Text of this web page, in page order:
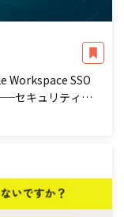
Workspace SSO
セキュリティ強
実現